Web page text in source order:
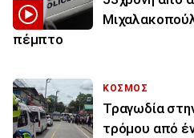
πέμπτο
ΚΟΣΜΟΣ
Τραγωδία
τρόμου από